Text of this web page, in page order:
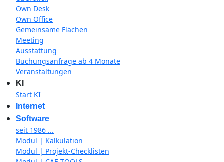
Own Desk
Own Office
Gemeinsame Flächen
Meeting
Ausstattung
Buchungsanfrage ab 4 Monate
Veranstaltungen
KI
Start KI
Internet
Software
seit 1986 ...
Modul | Kalkulation
Modul | Projekt-Checklisten